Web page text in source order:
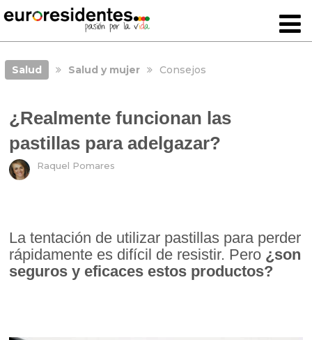
Salud Salud y mujer Consejos
¿Realmente funcionan las
pastillas para adelgazar?
Raquel Pomares
La tentación de utilizar pastillas para perder
rápidamente es difícil de resistir. Pero ¿son
seguros y eficaces estos productos?